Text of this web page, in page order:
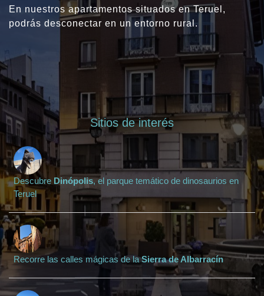
En nuestros apartamentos situados en Teruel,
podrás desconectar en un entorno rural.
Sitios de interés
Descubre Dinópolis, el parque temático de dinosaurios en
Teruel
Recorre las calles mágicas de laSierra de Albarracín